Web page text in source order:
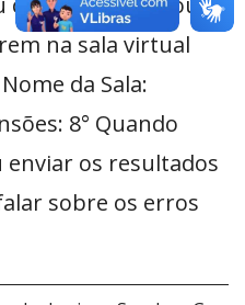
na sala virtual
da Sala:
8° Quando
os resultados
sobre os erros